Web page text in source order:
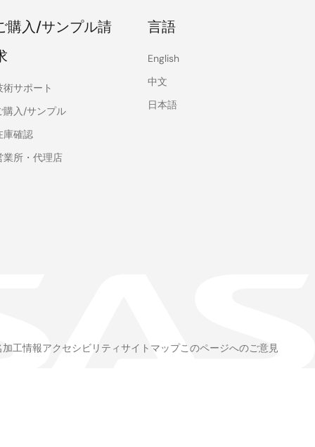
購入/サンプル請
術サポート
購入/サンプル
庫確認
業所・代理店
言語
English
中文
日本語
加工情報アクセシビリティサイトマップこのページへのご意見